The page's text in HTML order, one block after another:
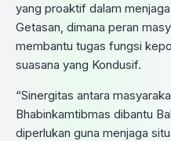
yang proaktif dalam
Getasan, dimana peran
membantu tugas fungsi
suasana yang Kondusif.
“Sinergitas antara
Bhabinkamtibmas dibantu
diperlukan guna menjaga